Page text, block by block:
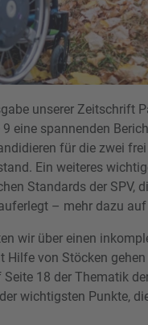
unserer Zeitschrift
eine spannenden
für die zwei
Ein weiteres
Standards der SPV,
– mehr dazu auf
wir über einen
Hilfe von Stöcken
18 der Thematik
wichtigsten Punkte,